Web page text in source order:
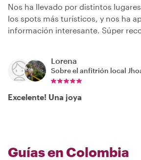
Nos ha llevado por distintos
los spots más turísticos, y nos ha
información interesante. Súper
Lorena
Sobre el anfitrión local
Excelente! Una joya
Guías en Colombia